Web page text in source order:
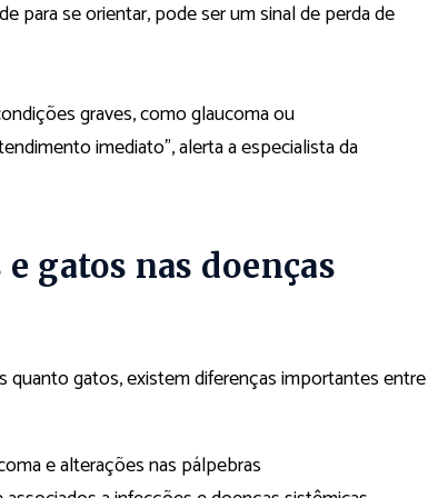
para se orientar, pode ser um sinal de perda de
graves, como glaucoma ou
imediato”, alerta a especialista da
gatos nas doenças
quanto gatos, existem diferenças importantes entre
e alterações nas pálpebras